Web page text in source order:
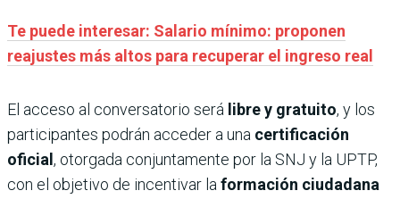
Te puede interesar: Salario mínimo: proponen
reajustes más altos para recuperar el ingreso real
El acceso al conversatorio será libre y gratuito, y los
participantes podrán acceder a una certificación
oficial , otorgada conjuntamente por la SNJ y la UPTP,
con el objetivo de incentivar la formación ciudadana